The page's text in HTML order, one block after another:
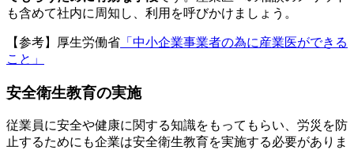
も含めて社内に周知し、利用を呼びかけましょう。
【参考】厚生労働省 「中小企業事業者の為に産業医ができる
こと」
安全衛生教育の実施
従業員に安全や健康に関する知識をもってもらい、労災を防
止するためにも企業は安全衛生教育を実施する必要がありま